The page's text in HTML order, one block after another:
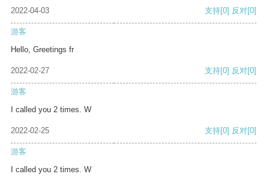
2022-04-03 支持[0] 反对[0]
游客
Hello, Greetings fr
2022-02-27 支持[0] 反对[0]
游客
I called you 2 times. W
2022-02-25 支持[0] 反对[0]
游客
I called you 2 times. W